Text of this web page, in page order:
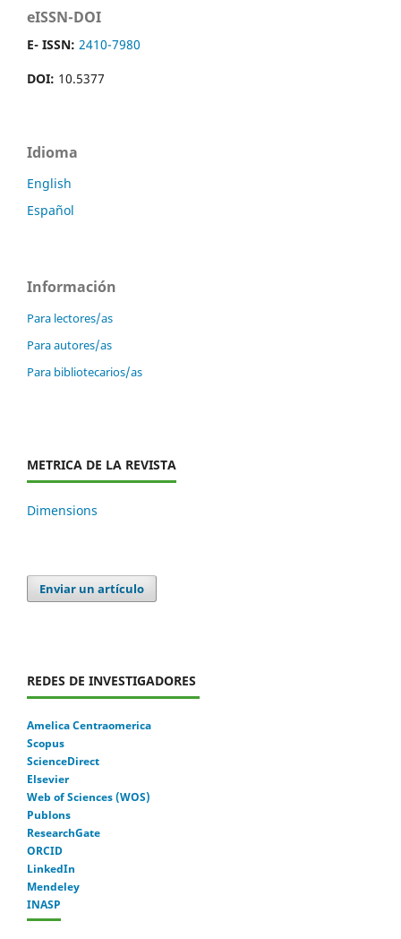
eISSN-DOI
E- ISSN: 2410-7980
DOI: 10.5377
Idioma
English
Español
Información
Para lectores/as
Para autores/as
Para bibliotecarios/as
METRICA DE LA REVISTA
Dimensions
Enviar un artículo
REDES DE INVESTIGADORES
Amelica Centraomerica
Scopus
ScienceDirect
Elsevier
Web of Sciences (WOS)
Publons
ResearchGate
ORCID
LinkedIn
Mendeley
INASP